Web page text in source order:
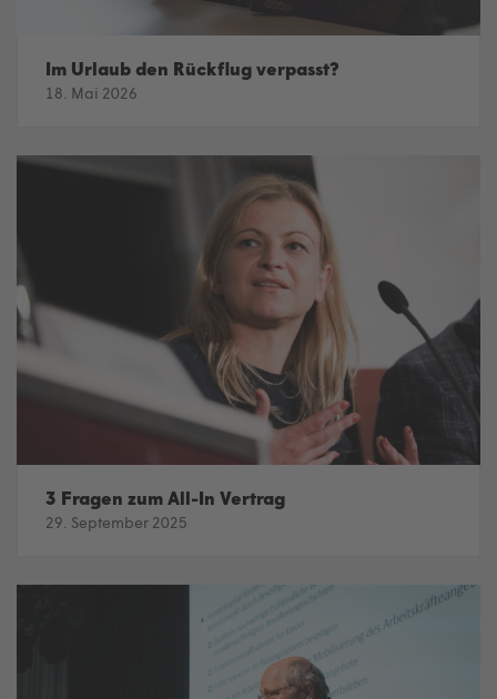
Im Urlaub den Rückflug verpasst?
18. Mai 2026
3 Fragen zum All-In Vertrag
29. September 2025